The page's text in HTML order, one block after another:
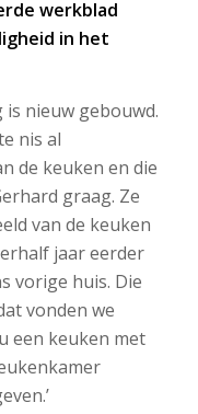
werkblad
in het
nieuw gebouwd.
nis al
de keuken en die
graag. Ze
van de keuken
jaar eerder
vorige huis. Die
vonden we
een keuken met